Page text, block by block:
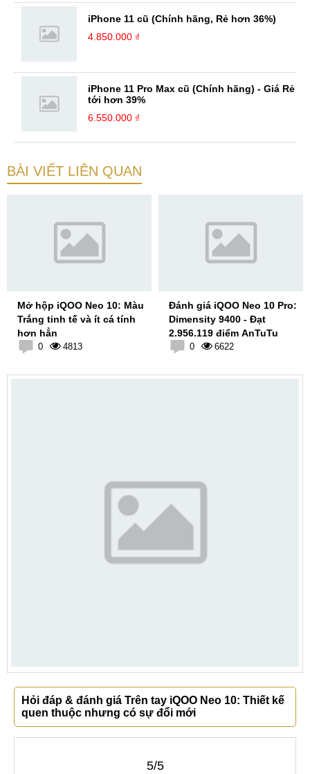
iPhone 11 cũ (Chính hãng, Rẻ hơn 36%)
4.850.000 ₫
iPhone 11 Pro Max cũ (Chính hãng) - Giá Rẻ
tới hơn 39%
6.550.000 ₫
BÀI VIẾT LIÊN QUAN
Mở hộp iQOO Neo 10: Màu
Trắng tinh tế và ít cá tính
hơn hẳn
0 4813
Đánh giá iQOO Neo 10 Pro:
Dimensity 9400 - Đạt
2.956.119 điểm AnTuTu
0 6622
Hỏi đáp & đánh giá Trên tay iQOO Neo 10: Thiết kế
quen thuộc nhưng có sự đổi mới
5/5